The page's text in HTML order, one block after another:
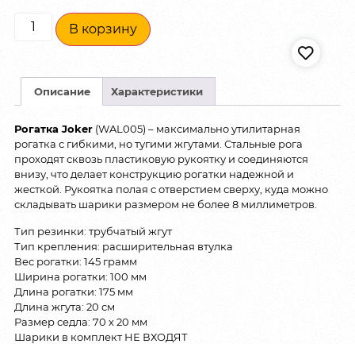
В корзину
Описание Характеристики
Рогатка Joker (WAL005) – максимально утилитарная
рогатка с гибкими, но тугими жгутами. Стальные рога
проходят сквозь пластиковую рукоятку и соединяются
внизу, что делает конструкцию рогатки надежной и
жесткой. Рукоятка полая с отверстием сверху, куда можно
складывать шарики размером не более 8 миллиметров.
Тип резинки: трубчатый жгут
Тип крепления: расширительная втулка
Вес рогатки: 145 грамм
Ширина рогатки: 100 мм
Длина рогатки: 175 мм
Длина жгута: 20 см
Размер седла: 70 х 20 мм
Шарики в комплект НЕ ВХОДЯТ